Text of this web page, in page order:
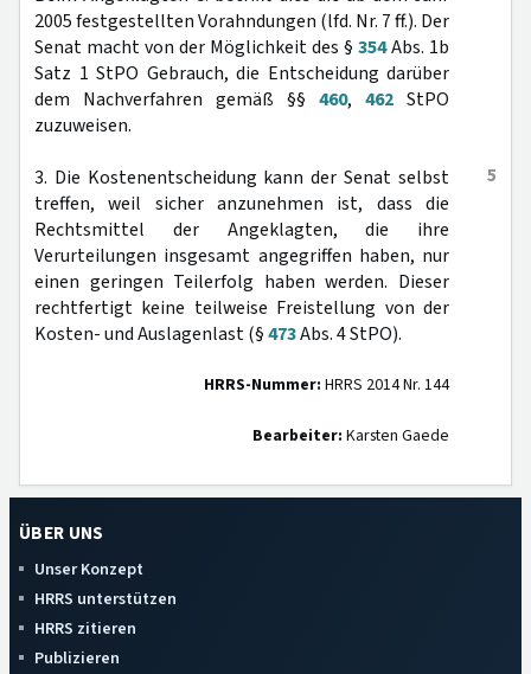
2005 festgestellten Vorahndungen (lfd. Nr. 7 ff.). Der
Senat macht von der Möglichkeit des § 354Abs. 1b
Satz 1 StPO Gebrauch, die Entscheidung darüber
dem Nachverfahren gemäß §§ 460, 462 StPO
zuzuweisen.
5
3. Die Kostenentscheidung kann der Senat selbst
treffen, weil sicher anzunehmen ist, dass die
Rechtsmittel der Angeklagten, die ihre
Verurteilungen insgesamt angegriffen haben, nur
einen geringen Teilerfolg haben werden. Dieser
rechtfertigt keine teilweise Freistellung von der
Kosten- und Auslagenlast (§473Abs. 4 StPO).
HRRS-Nummer: HRRS 2014 Nr. 144
Bearbeiter: Karsten Gaede
ÜBER UNS
Unser Konzept
HRRS unterstützen
HRRS zitieren
Publizieren